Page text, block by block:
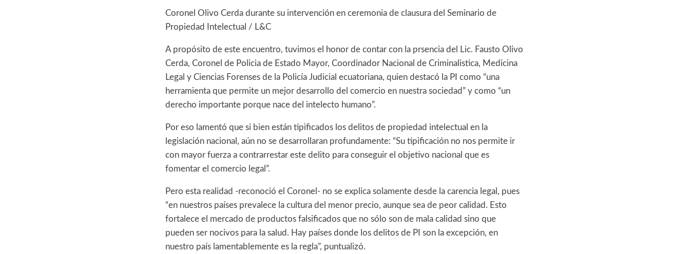
Coronel Olivo Cerda durante su intervención en ceremonia de clausura del Seminario de
Propiedad Intelectual / L&C
A propósito de este encuentro, tuvimos el honor de contar con la prsencia del Lic. Fausto Olivo
Cerda, Coronel de Policia de Estado Mayor, Coordinador Nacional de Criminalistica, Medicina
Legal y Ciencias Forenses de la Policía Judicial ecuatoriana, quien destacó la PI como “una
herramienta que permite un mejor desarrollo del comercio en nuestra sociedad” y como “un
derecho importante porque nace del intelecto humano”.
Por eso lamentó que si bien están tipificados los delitos de propiedad intelectual en la
legislación nacional, aún no se desarrollaran profundamente: “Su tipificación no nos permite ir
con mayor fuerza a contrarrestar este delito para conseguir el objetivo nacional que es
fomentar el comercio legal”.
Pero esta realidad -reconoció el Coronel- no se explica solamente desde la carencia legal, pues
“en nuestros países prevalece la cultura del menor precio, aunque sea de peor calidad. Esto
fortalece el mercado de productos falsificados que no sólo son de mala calidad sino que
pueden ser nocivos para la salud. Hay países donde los delitos de PI son la excepción, en
nuestro país lamentablemente es la regla”, puntualizó.